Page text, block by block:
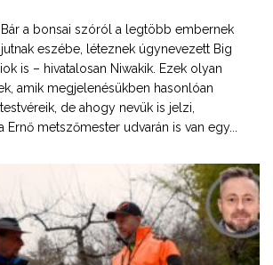
a bonsai szóról a legtöbb embernek
eszébe, léteznek úgynevezett Big
is – hivatalosan Niwakik. Ezek olyan
amik megjelenésükben hasonlóan
de ahogy nevük is jelzi,
Ernő metszőmester udvarán is van egy...